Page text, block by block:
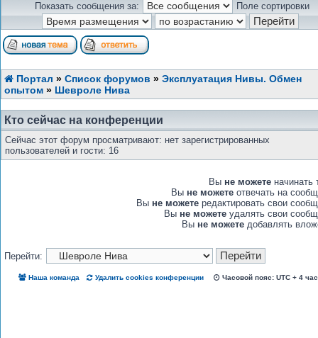
Показать сообщения за: Поле сортировки
Портал » Список форумов » Эксплуатация Нивы. Обмен
опытом » Шевроле Нива
Кто сейчас на конференции
Сейчас этот форум просматривают: нет зарегистрированных
пользователей и гости: 16
Вы не можете начинать
Вы не можете отвечать на
Вы не можете редактировать свои
Вы не можете удалять свои
Вы не можете добавлять
Перейти:
Наша команда Удалить cookies конференции Часовой пояс: UTC + 4